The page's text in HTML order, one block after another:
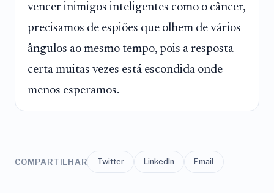
vencer inimigos inteligentes como o câncer,
precisamos de espiões que olhem de vários
ângulos ao mesmo tempo, pois a resposta
certa muitas vezes está escondida onde
menos esperamos.
COMPARTILHAR Twitter LinkedIn Email